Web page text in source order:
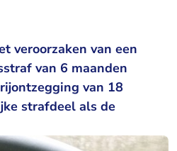
veroorzaken van een
van 6 maanden
van 18
strafdeel als de